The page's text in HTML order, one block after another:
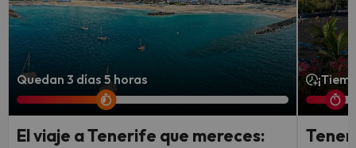
Quedan 3 días 5 horas
El viaje a Tenerife que mereces: